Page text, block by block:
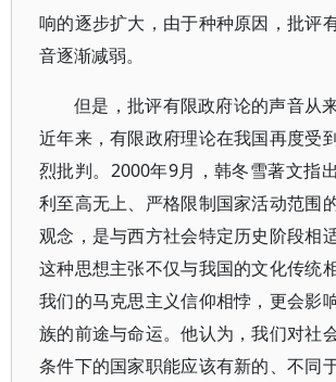
响的逐步扩大，由于种种原因，批评
音逐渐减弱。
但是，批评有限政府论的声音从
近年来，有限政府理论在我国再度受
烈批判。2000年9月，韩冬雪著文指
利至高无上、严格限制国家活动范围
观念，是与西方社会特定历史阶段相
这种思想主张不仅与我国的文化传统
我们的马克思主义信仰相悖，更会影
族的前途与命运。他认为，我们对社
条件下的国家职能应该有新的、不同